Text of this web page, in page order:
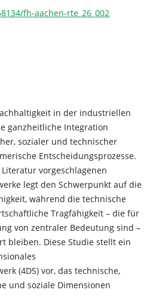
fh-aachen-rte_26_002
in der industriellen
ganzheitliche Integration
sozialer und technischer
Entscheidungsprozesse.
vorgeschlagenen
legt den Schwerpunkt auf die
während die technische
Tragfähigkeit – die für
von zentraler Bedeutung sind –
bleiben. Diese Studie stellt ein
(4DS) vor, das technische,
und soziale Dimensionen